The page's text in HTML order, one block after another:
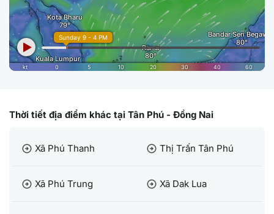
Thời tiết địa điểm khác tại Tân Phú - Đồng Nai
arrow_circle_right Xã Phú Thanh arrow_circle_right Thị Trấn Tân Phú
arrow_circle_right Xã Phú Trung arrow_circle_right Xã Dak Lua